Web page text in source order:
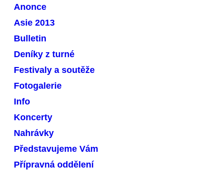
Anonce
Asie 2013
Bulletin
Deníky z turné
Festivaly a soutěže
Fotogalerie
Info
Koncerty
Nahrávky
Představujeme Vám
Přípravná oddělení